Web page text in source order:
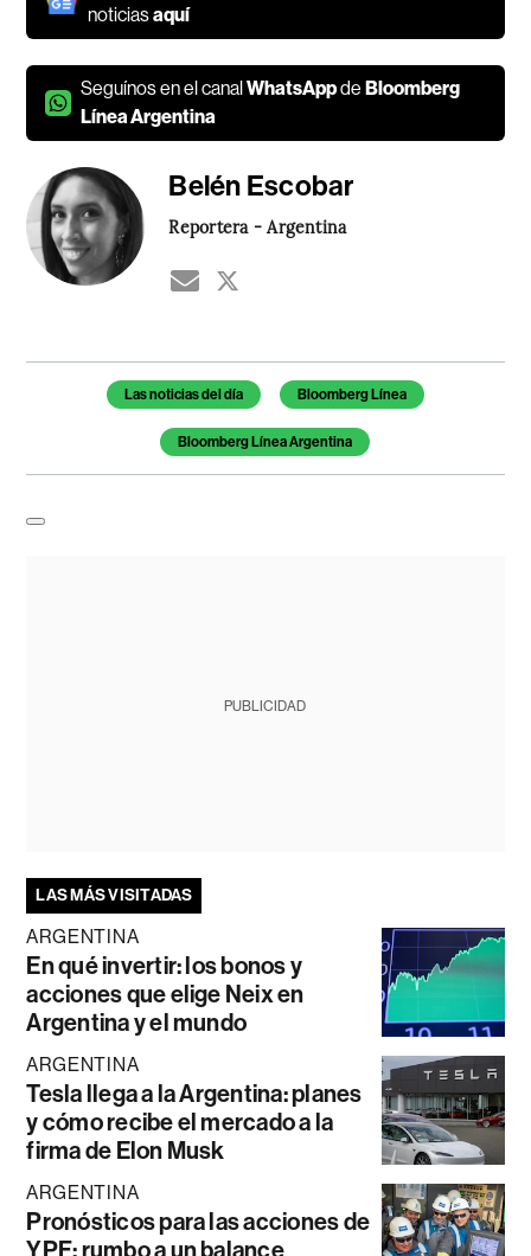
noticiasaquí
Seguínos en el canalWhatsAppdeBloomberg
Línea Argentina
Belén Escobar
Reportera - Argentina
Temas de este artículo
Las noticias del día Bloomberg Línea
Bloomberg Línea Argentina
PUBLICIDAD
LAS MÁS VISITADAS
ARGENTINA
En qué invertir: los bonos y
acciones que elige Neix en
Argentina y el mundo
ARGENTINA
Tesla llega a la Argentina: planes
y cómo recibe el mercado a la
firma de Elon Musk
ARGENTINA
Pronósticos para las acciones de
YPF: rumbo a un balance